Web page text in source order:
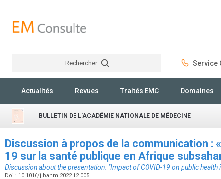
Rechercher Service
Actualités Revues Traités EMC Domaines
BULLETIN DE L'ACADÉMIE NATIONALE DE MÉDECINE
Discussion à propos de la communication :
19 sur la santé publique en Afrique
Discussion about the presentation: “Impact of COVID-19 on public health
Doi : 10.1016/j.banm.2022.12.005